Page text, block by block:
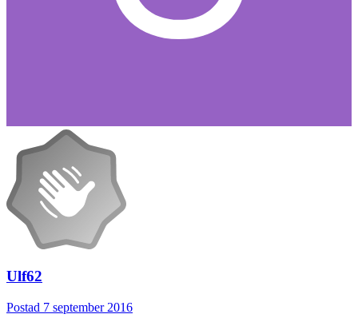
Ulf62
Postad 7 september 2016